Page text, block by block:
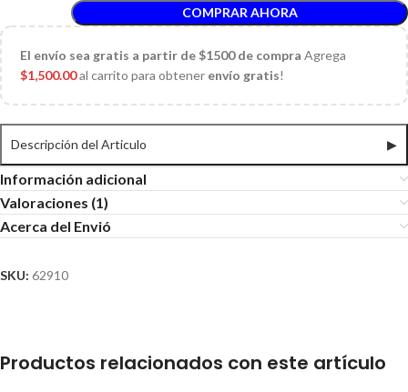
COMPRAR AHORA
El envío sea gratis a partir de $1500 de compra Agrega
$1,500.00al carrito para obtener envío gratis!
Descripción del Articulo ▶
Información adicional
Valoraciones (1)
Acerca del Envió
SKU: 62910
Productos relacionados con este artículo